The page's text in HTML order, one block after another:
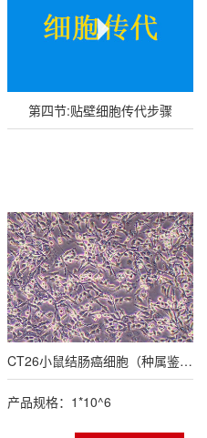
第四节:贴壁细胞传代步骤
CT26小鼠结肠癌细胞（种属鉴定报告/STR鉴定报告）
产品规格：1*10^6